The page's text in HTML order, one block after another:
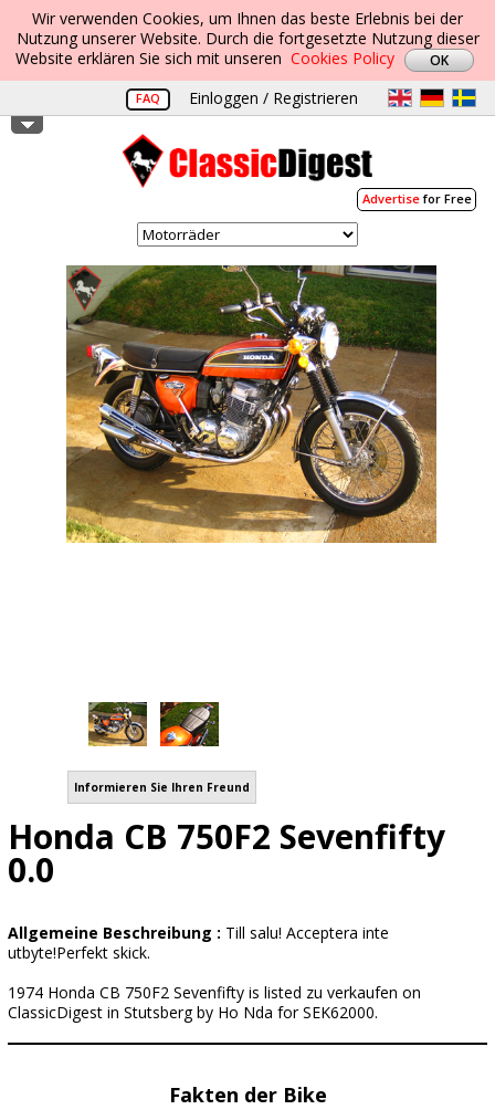
Wir verwenden Cookies, um Ihnen das beste Erlebnis bei der
Nutzung unserer Website. Durch die fortgesetzte Nutzung dieser
Website erklären Sie sich mit unseren Cookies Policy
FAQ Einloggen / Registrieren
Advertisefor Free
Informieren Sie Ihren Freund
Honda CB 750F2 Sevenfifty
0.0
Allgemeine Beschreibung : Till salu! Acceptera inte
utbyte!Perfekt skick.
1974 Honda CB 750F2 Sevenfifty is listed zu verkaufen on
ClassicDigest in Stutsberg by Ho Nda for SEK62000.
Fakten der Bike